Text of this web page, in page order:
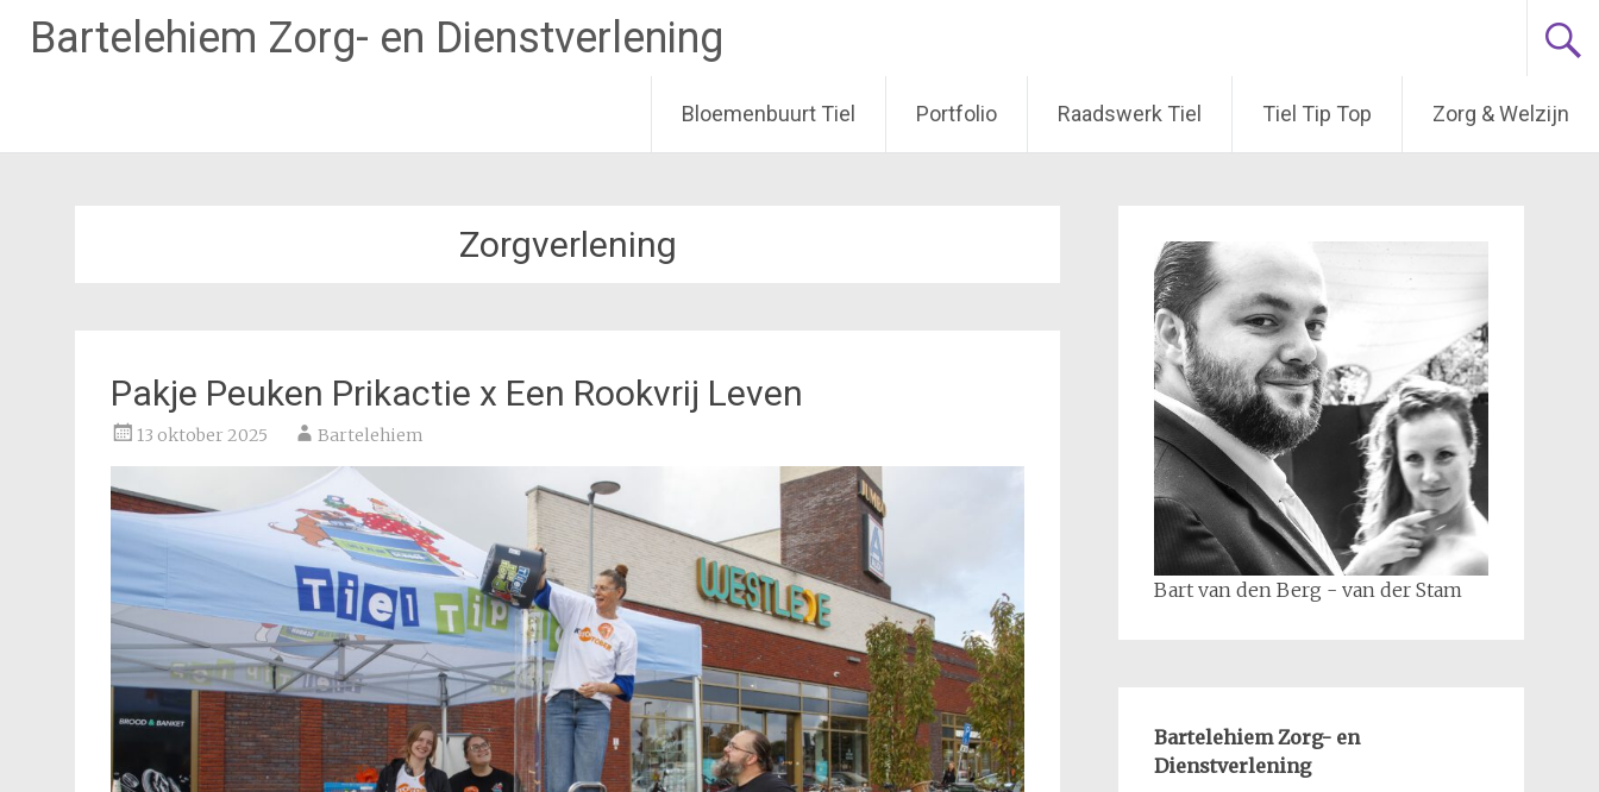
Bartelehiem Zorg- en Dienstverlening
Bloemenbuurt Tiel Portfolio Raadswerk Tiel Tiel Tip Top Zorg & Welzijn
Zorgverlening
Pakje Peuken Prikactie x Een Rookvrij Leven
13 oktober 2025 Bartelehiem
Bart van den Berg - van der Stam
Bartelehiem Zorg- en
Dienstverlening